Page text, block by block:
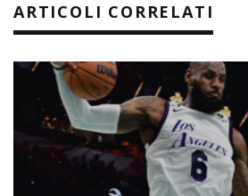
ARTICOLI CORRELATI